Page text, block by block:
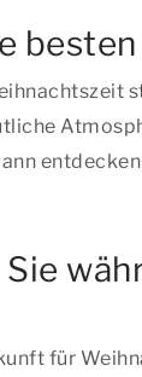
für